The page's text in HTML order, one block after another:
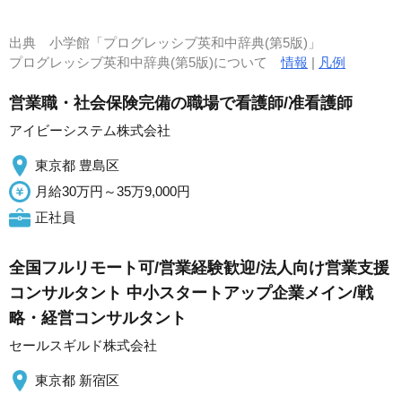
出典 小学館「プログレッシブ英和中辞典(第5版)」
プログレッシブ英和中辞典(第5版)について情報 | 凡例
営業職・社会保険完備の職場で看護師/准看護師
アイビーシステム株式会社
東京都 豊島区
月給30万円～35万9,000円
正社員
全国フルリモート可/営業経験歓迎/法人向け営業支援
コンサルタント 中小スタートアップ企業メイン/戦
略・経営コンサルタント
セールスギルド株式会社
東京都 新宿区